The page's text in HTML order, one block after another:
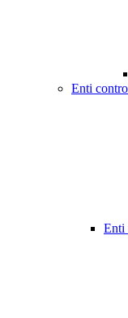
Enti
Enti